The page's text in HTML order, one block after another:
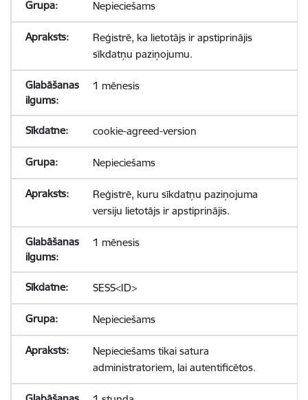
Nepieciešams
Reģistrē, ka lietotājs ir apstiprinājis
sīkdatņu paziņojumu.
1 mēnesis
cookie-agreed-version
Nepieciešams
Reģistrē, kuru sīkdatņu paziņojuma
versiju lietotājs ir apstiprinājis.
1 mēnesis
SESS<ID>
Nepieciešams
Nepieciešams tikai satura
administratoriem, lai autentificētos.